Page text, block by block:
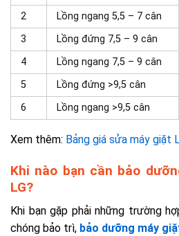
2
Lồng ngang 5,5 – 7 cân
3
Lồng đứng 7,5 – 9 cân
4
Lồng ngang 7,5 – 9 cân
5
Lồng đứng >9,5 cân
6
Lồng ngang >9,5 cân
Xem thêm: Bảng giá sửa máy giặt
Khi nào bạn cần bảo
LG?
Khi bạn gặp phải những trường
chóng bảo trì, bảo dưỡng máy